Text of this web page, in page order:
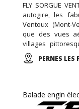
FLY SORGUE
autogire, les
Ventoux (Mont-
que des vues
villages
Venise, Le-
Monts-de-
PERNES
Balade engin